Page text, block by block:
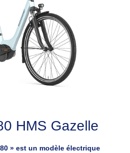
HMS Gazelle
» est un modèle électrique